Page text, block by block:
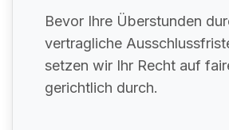
Bevor Ihre Überstunden
vertragliche
setzen wir Ihr Recht auf
gerichtlich durch.